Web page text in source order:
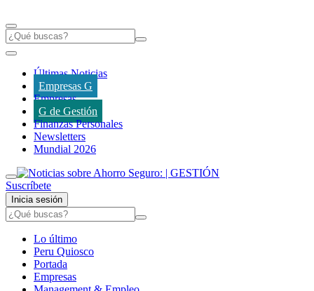
Últimas Noticias
Empresas G
Empresas
G de Gestión
Finanzas Personales
Newsletters
Mundial 2026
Suscríbete
Inicia sesión
Lo último
Peru Quiosco
Portada
Empresas